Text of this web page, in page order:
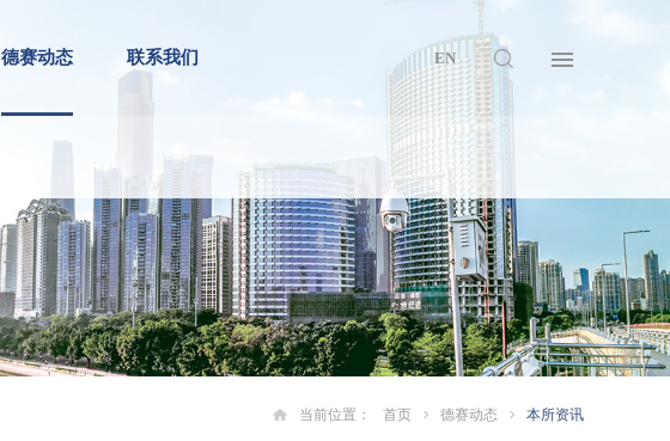
德赛动态 联系我们 EN
当前位置： 首页 德赛动态 本所资讯